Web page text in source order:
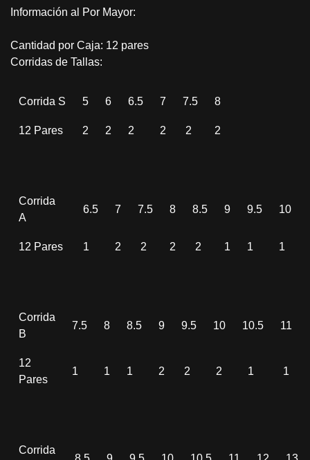
Información al Por Mayor:
Cantidad por Caja: 12 pares
Corridas de Tallas:
Corrida S 5 6 6.5 7 7.5 8
12 Pares 2 2 2 2 2 2
Corrida
A
6.5 7 7.5 8 8.5 9 9.5 10
12 Pares 1 2 2 2 2 1 1 1
Corrida
B
7.5 8 8.5 9 9.5 10 10.5 11
12
Pares
1 1 1 2 2 2 1 1
Corrida